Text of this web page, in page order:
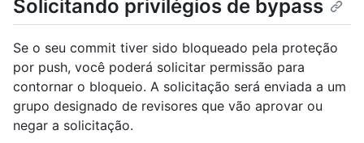
Solicitando privilégios de bypass
Se o seu commit tiver sido bloqueado pela proteção
por push, você poderá solicitar permissão para
contornar o bloqueio. A solicitação será enviada a um
grupo designado de revisores que vão aprovar ou
negar a solicitação.